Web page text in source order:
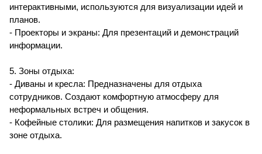
интерактивными, используются для визуализации идей и
планов.
- Проекторы и экраны: Для презентаций и демонстраций
информации.
5. Зоны отдыха:
- Диваны и кресла: Предназначены для отдыха
сотрудников. Создают комфортную атмосферу для
неформальных встреч и общения.
- Кофейные столики: Для размещения напитков и закусок в
зоне отдыха.